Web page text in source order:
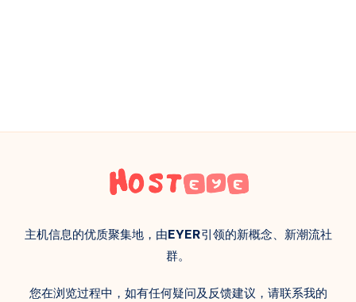
主机信息的优质聚集地，由EYER引领的新概念、新潮流社
群。
您在浏览过程中，如有任何疑问及反馈建议，请联系我的